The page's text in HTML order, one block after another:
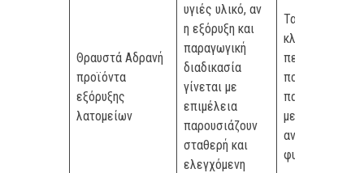
Θραυστά Αδρανή
προϊόντα
εξόρυξης
λατομείων
υγιές υλικό, αν
η εξόρυξη και
παραγωγική
διαδικασία
γίνεται με
επιμέλεια
παρουσιάζουν
σταθερή και
ελεγχόμενη
Τα λεπτόκοκκα
κλάσματα
περιέχουν
ποσοστό
παιπάλης πολύ
μεγαλύτερο
αντίστοιχα
φυσικά αδρανή